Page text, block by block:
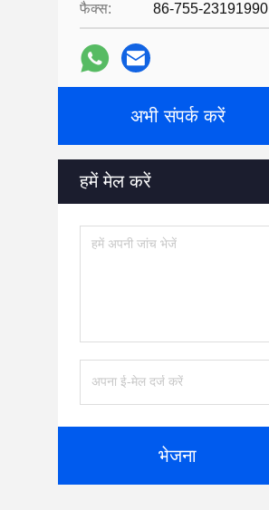
फैक्स: 86-755-23191990
अभी संपर्क करें
हमें मेल करें
भेजना